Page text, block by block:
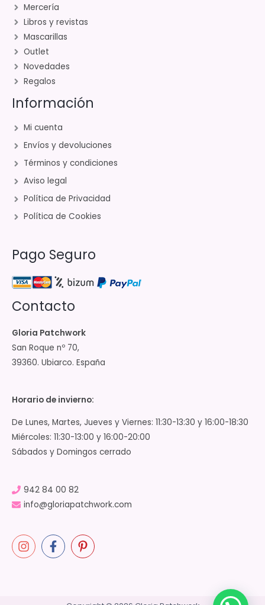
Mercería
Libros y revistas
Mascarillas
Outlet
Novedades
Regalos
Información
Mi cuenta
Envíos y devoluciones
Términos y condiciones
Aviso legal
Política de Privacidad
Política de Cookies
Pago Seguro
Contacto
Gloria Patchwork
San Roque nº 70,
39360. Ubiarco. España
Horario de invierno:
De Lunes, Martes, Jueves y Viernes: 11:30-13:30 y 16:00-18:30
Miércoles: 11:30-13:00 y 16:00-20:00
Sábados y Domingos cerrado
942 84 00 82
info@gloriapatchwork.com